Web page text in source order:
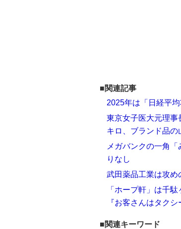
■関連記事
2025年は「日経平
東京女子医大元理事
キロ、ブランド品の
メガバンクの一角
りなし
武田薬品工業は攻め
「ホープ軒」は千
『お客さんはタクシ
■関連キーワード